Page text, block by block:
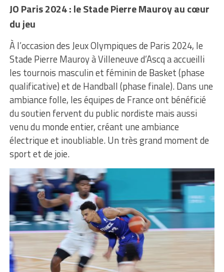
JO Paris 2024 : le Stade Pierre Mauroy au cœur
du jeu
À l’occasion des Jeux Olympiques de Paris 2024, le
Stade Pierre Mauroy à Villeneuve d’Ascq a accueilli
les tournois masculin et féminin de Basket (phase
qualificative) et de Handball (phase finale). Dans une
ambiance folle, les équipes de France ont bénéficié
du soutien fervent du public nordiste mais aussi
venu du monde entier, créant une ambiance
électrique et inoubliable. Un très grand moment de
sport et de joie.